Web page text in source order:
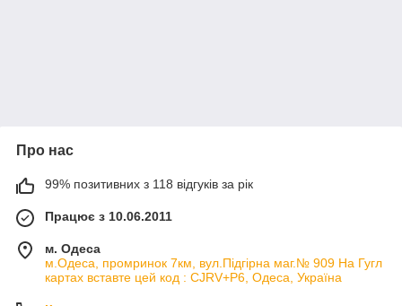
Про нас
99% позитивних з 118 відгуків за рік
Працює з 10.06.2011
м. Одеса
м.Одеса, промринок 7км, вул.Підгірна маг.№ 909 На Гугл
картах вставте цей код : CJRV+P6, Одеса, Україна